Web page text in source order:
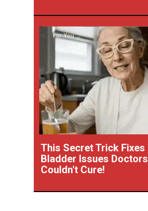
This Secret Trick Fixes
Bladder Issues Doctors
Couldn't Cure!